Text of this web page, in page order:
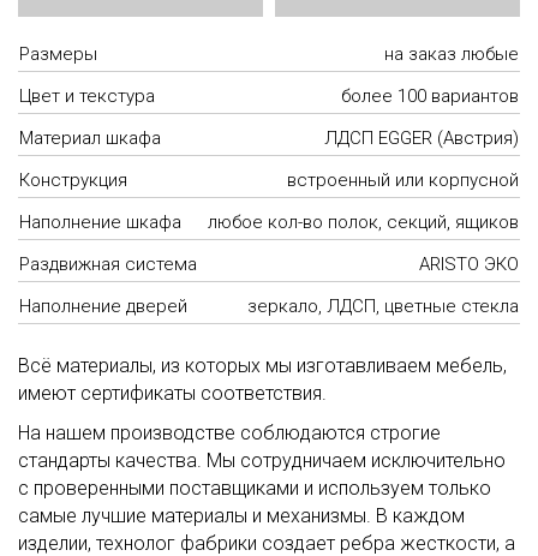
Размеры
на заказ любые
Цвет и текстура
более 100 вариантов
Материал шкафа
ЛДСП EGGER (Австрия)
Конструкция
встроенный или корпусной
Наполнение шкафа
любое кол-во полок, секций, ящиков
Раздвижная система
ARISTO ЭКО
Наполнение дверей
зеркало, ЛДСП, цветные стекла
Всё материалы, из которых мы изготавливаем мебель,
имеют сертификаты соответствия.
На нашем производстве соблюдаются строгие
стандарты качества. Мы сотрудничаем исключительно
с проверенными поставщиками и используем только
самые лучшие материалы и механизмы. В каждом
изделии, технолог фабрики создает ребра жесткости, а